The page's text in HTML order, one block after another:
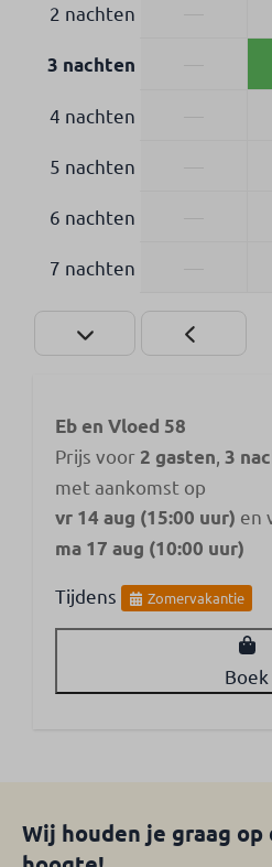
2 nachten
3 nachten
4 nachten
5 nachten
6 nachten
7 nachten
Eb en Vloed 58
Prijs voor 2 gasten 3
met aankomst op
vr 14 aug (15:00 uur) en
ma 17 aug (10:00 uur)
Tijdens Zomervakantie
Boek
Wij houden je graag op